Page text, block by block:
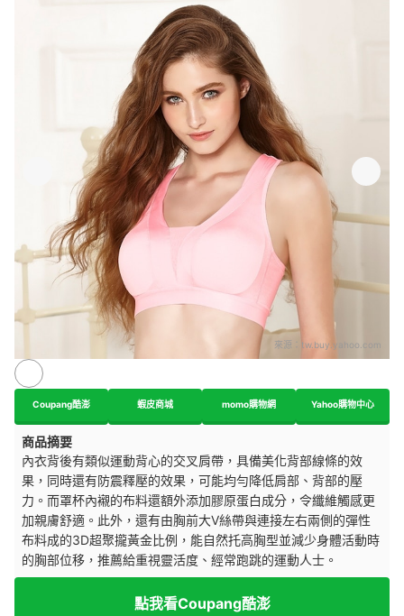
來源： tw.buy.yahoo.com
Coupang酷澎 蝦皮商城 momo購物網 Yahoo購物中心
商品摘要
內衣背後有類似運動背心的交叉肩帶，具備美化背部線條的效
果，同時還有防震釋壓的效果，可能均勻降低肩部、背部的壓
力。而罩杯內襯的布料還額外添加膠原蛋白成分，令纖維觸感更
加親膚舒適。此外，還有由胸前大V絲帶與連接左右兩側的彈性
布料成的3D超聚攏黃金比例，能自然托高胸型並減少身體活動時
的胸部位移，推薦給重視靈活度、經常跑跳的運動人士。
點我看Coupang酷澎